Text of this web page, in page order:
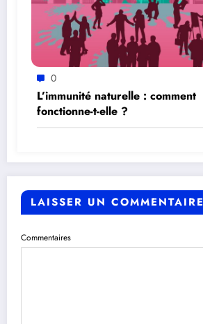
0
L’immunité naturelle : comment
fonctionne-t-elle ?
LAISSER UN COMMENTAIRE
Commentaires